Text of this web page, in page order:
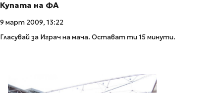
Купата на ФА
9 март 2009, 13:22
Гласувай за Играч на мача. Остават ти 15 минути.